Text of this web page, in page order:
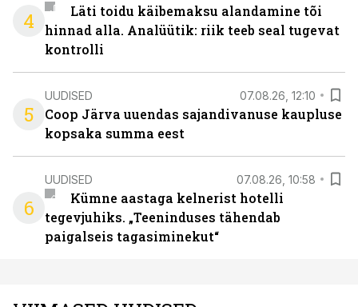
4
Läti toidu käibemaksu alandamine tõi
hinnad alla. Analüütik: riik teeb seal tugevat
kontrolli
5
UUDISED 07.08.26, 12:10
Coop Järva uuendas sajandivanuse kaupluse
kopsaka summa eest
6
UUDISED 07.08.26, 10:58
Kümne aastaga kelnerist hotelli
tegevjuhiks. „Teeninduses tähendab
paigalseis tagasiminekut“